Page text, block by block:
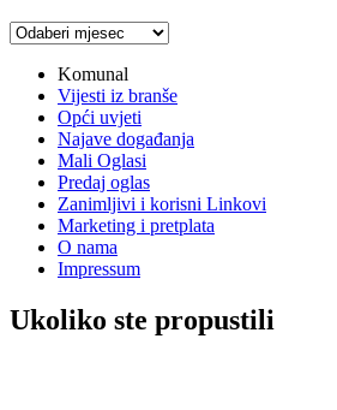
Arhiva
Komunal
Vijesti iz branše
Opći uvjeti
Najave događanja
Mali Oglasi
Predaj oglas
Zanimljivi i korisni Linkovi
Marketing i pretplata
O nama
Impressum
Ukoliko ste propustili